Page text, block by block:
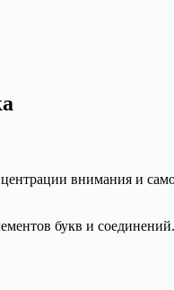
внимания и
букв и соединений.